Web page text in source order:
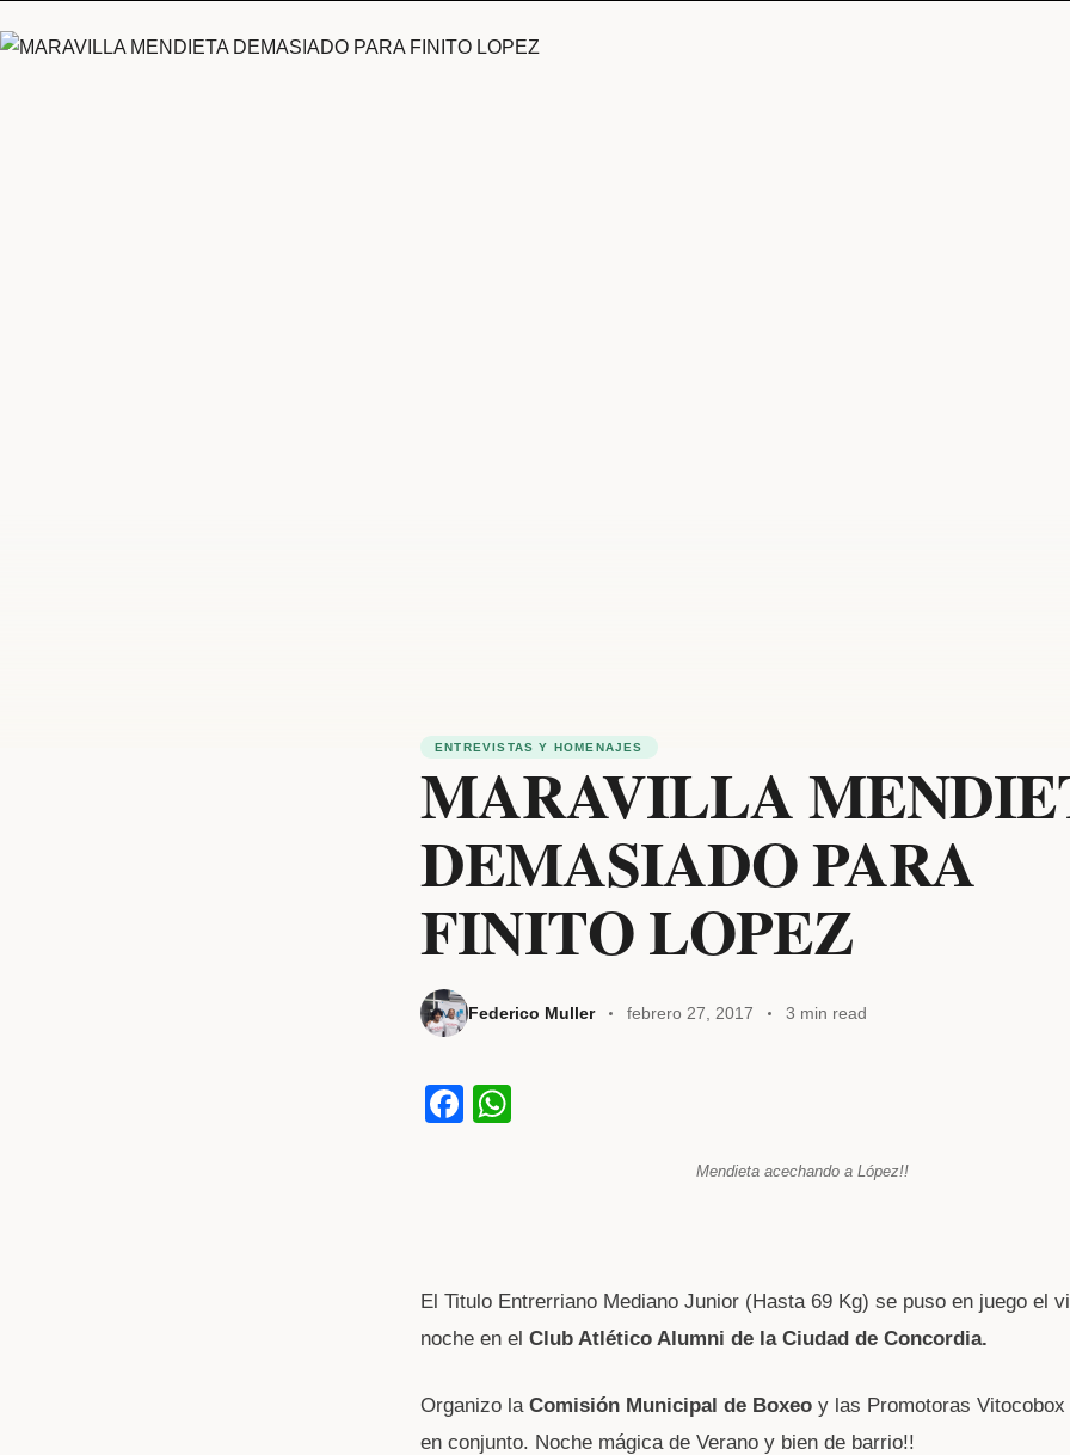
ENTREVISTAS Y HOMENAJES
MARAVILLA
DEMASIADO PARA
FINITO LOPEZ
Federico Muller febrero 27, 2017 3 min read
F
o
o
p
p
Mendieta acechando a López!!
El Titulo Entrerriano Mediano Junior (Hasta 69 Kg) se puso en juego el
noche en el Club Atlético Alumni de la Ciudad de Concordia.
Organizo la Comisión Municipal de Boxeo y las Promotoras
en conjunto. Noche mágica de Verano y bien de barrio!!